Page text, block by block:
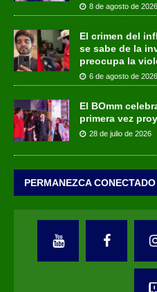
8 de agosto de 2026
El crimen del
se sabe de la
preocupa la
6 de agosto de 2026
El BOmm
primera vez
28 de julio de 2026
PERMANEZCA CONECTADO